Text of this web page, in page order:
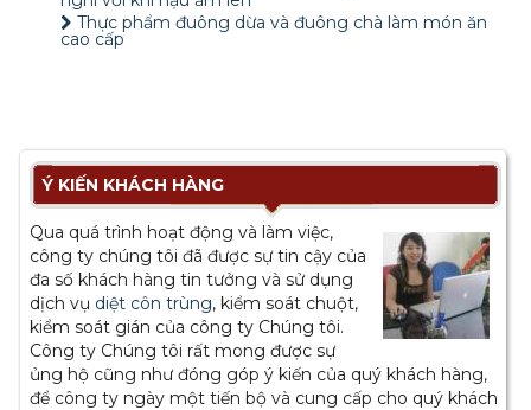
Thực phẩm đuông dừa và đuông chà làm món ăn
cao cấp
Ý KIẾN KHÁCH HÀNG
Qua quá trình hoạt động và làm việc,
công ty chúng tôi đã được sự tin cậy của
đa số khách hàng tin tưởng và sử dụng
dịch vụ diệt côn trùng, kiểm soát chuột,
kiểm soát gián của công ty Chúng tôi.
Công ty Chúng tôi rất mong được sự
ủng hộ cũng như đóng góp ý kiến của quý khách hàng,
để công ty ngày một tiến bộ và cung cấp cho quý khách